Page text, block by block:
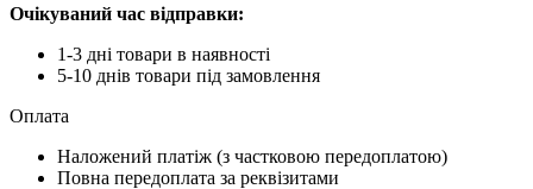
Очікуваний час відправки:
1-3 дні товари в наявності
5-10 днів товари під замовлення
Оплата
Наложений платіж (з частковою передоплатою)
Повна передоплата за реквізитами